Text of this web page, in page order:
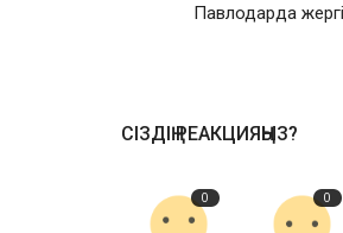
Павлодарда
СІЗДІҢ РЕАКЦИЯҢЫЗ?
0 0